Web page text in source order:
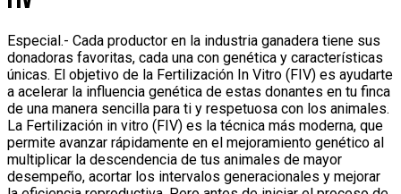
Especial.- Cada productor en la industria ganadera tiene sus
donadoras favoritas, cada una con genética y características
únicas. El objetivo de la Fertilización In Vitro (FIV) es ayudarte
a acelerar la influencia genética de estas donantes en tu finca
de una manera sencilla para ti y respetuosa con los animales.
La Fertilización in vitro (FIV) es la técnica más moderna, que
permite avanzar rápidamente en el mejoramiento genético al
multiplicar la descendencia de tus animales de mayor
desempeño, acortar los intervalos generacionales y mejorar